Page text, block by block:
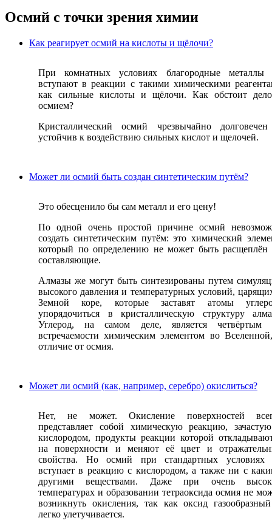
Осмий с точки зрения химии
Как реагирует осмий на кислоты и щёлочи?
При комнатных условиях благородные металлы
вступают в реакции с такими химическими
как сильные кислоты и щёлочи. Как обстоит
осмием?
Кристаллический осмий чрезвычайно
устойчив к воздействию сильных кислот и щелочей.
Может ли осмий быть создан синтетическим путём?
Это обесценило бы сам металл и его цену!
По одной очень простой причине осмий
создать синтетическим путём: это химический
который по определению не может быть расщеплён
составляющие.
Алмазы же могут быть синтезированы путем
высокого давления и температурных условий,
Земной коре, которые заставят атомы
упорядочиться в кристаллическую структуру
Углерод, на самом деле, является четвёртым
встречаемости химическим элементом во
отличие от осмия.
Может ли осмий (как, например, серебро) окислиться?
Нет, не может. Окисление поверхностей
представляет собой химическую реакцию,
кислородом, продукты реакции которой
на поверхности и меняют её цвет и
свойства. Но осмий при стандартных условиях
вступает в реакцию с кислородом, а также ни с
другими веществами. Даже при очень
температурах и образовании тетраоксида осмия не
возникнуть окисления, так как оксид
легко улетучивается.